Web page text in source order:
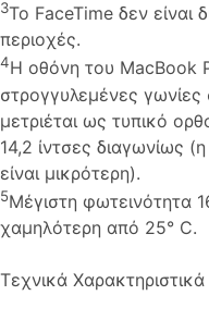
3Το FaceTime δεν είναι
περιοχές.
4Η οθόνη του MacBook
στρογγυλεμένες
μετριέται ως τυπικό
14,2 ίντσες διαγωνίως
είναι μικρότερη).
5Mέγιστη φωτεινότητα
χαμηλότερη από 25° C.
Τεχνικά Χαρακτηριστικά